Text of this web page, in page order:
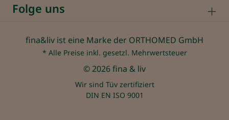
Folge uns
fina&liv ist eine Marke der ORTHOMED GmbH
* Alle Preise inkl. gesetzl. Mehrwertsteuer
© 2026 fina & liv
Wir sind Tüv zertifiziert
DIN EN ISO 9001